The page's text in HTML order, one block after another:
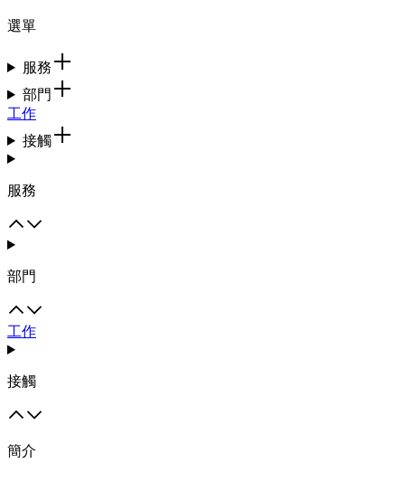
選單
服務
部門
工作
接觸
服務
部門
工作
接觸
簡介